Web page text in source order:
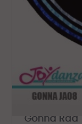
Gonna Rad